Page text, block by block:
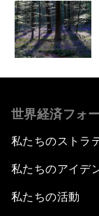
世界経済フォ
私たちのストラ
私たちのアイデ
私たちの活動